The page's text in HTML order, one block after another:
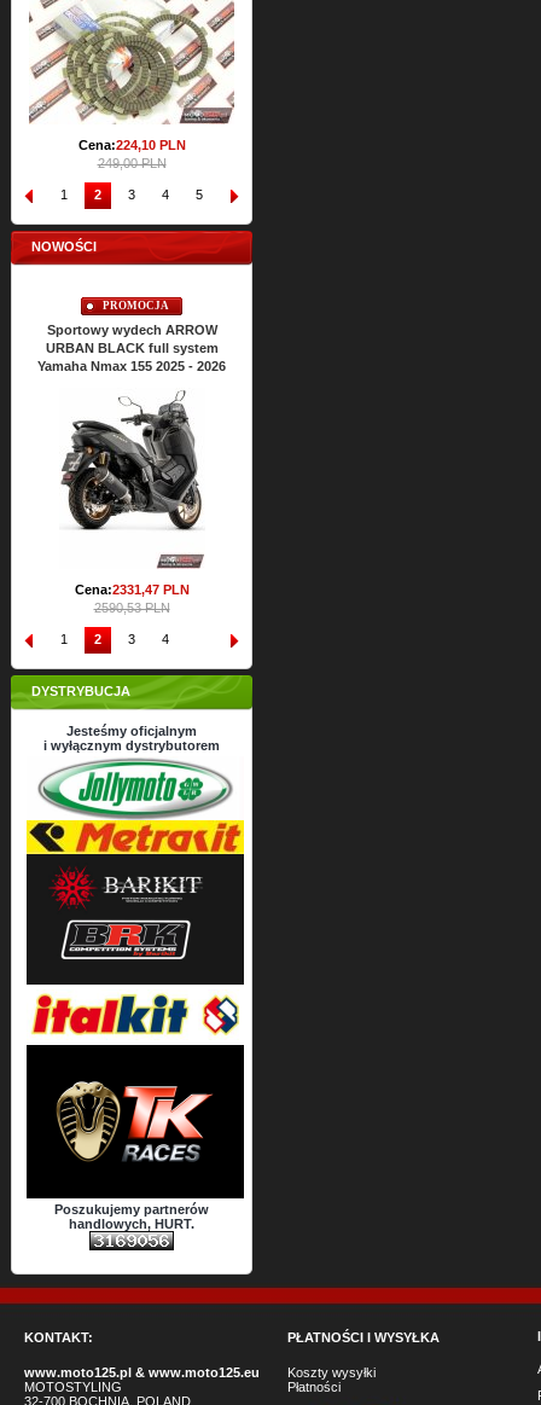
Cena:224,10PLN
249,00 PLN
1 2 3 4 5 6
NOWOŚCI
PROMOCJA
Sportowy wydech ARROW
URBAN BLACK full system
Yamaha Nmax 155 2025 - 2026
Cena:2331,47PLN
2590,53 PLN
1 2 3 4
DYSTRYBUCJA
Jesteśmy oficjalnym
i wyłącznym dystrybutorem
Poszukujemy partnerów
handlowych, HURT.
KONTAKT:
www.moto125.pl & www.moto125.eu
MOTOSTYLING
32-700 BOCHNIA, POLAND
PŁATNOŚCI I WYSYŁKA
Koszty wysyłki
Płatności